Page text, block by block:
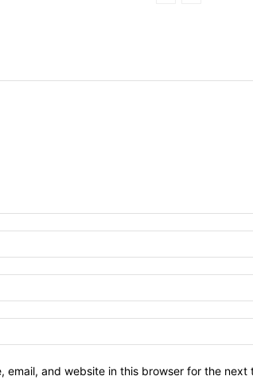
email, and website in this browser for the next